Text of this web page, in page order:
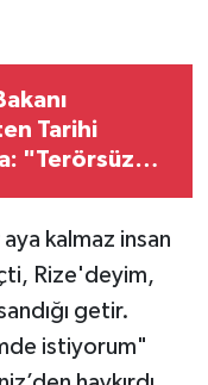
Tarihi
"Terörsüz
kalmaz insan
Rize'deyim,
getir.
istiyorum"